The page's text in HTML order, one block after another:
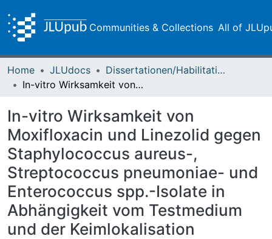
Communities & Collections All of
Home JLUdocs
Dissertationen/Habilitationen
In-vitro Wirksamkeit von Moxifloxacin und Linezolid gegen Staphylococcus aureus-, Streptococcus pneumoniae- und Enterococcus spp.-Isolate in Abhängigkeit vom Testmedium und der Keimlokalisation
In-vitro Wirksamkeit von
Moxifloxacin und Linezolid gegen
Staphylococcus aureus-,
Streptococcus pneumoniae- und
Enterococcus spp.-Isolate in
Abhängigkeit vom Testmedium
und der Keimlokalisation